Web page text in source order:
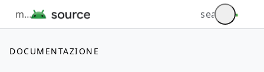
DOCUMENTAZIONE